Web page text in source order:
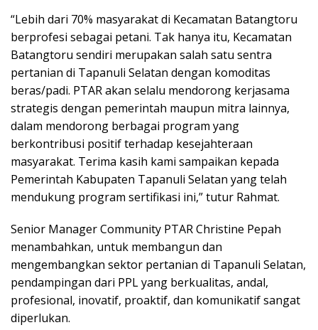
“Lebih dari 70% masyarakat di Kecamatan Batangtoru
berprofesi sebagai petani. Tak hanya itu, Kecamatan
Batangtoru sendiri merupakan salah satu sentra
pertanian di Tapanuli Selatan dengan komoditas
beras/padi. PTAR akan selalu mendorong kerjasama
strategis dengan pemerintah maupun mitra lainnya,
dalam mendorong berbagai program yang
berkontribusi positif terhadap kesejahteraan
masyarakat. Terima kasih kami sampaikan kepada
Pemerintah Kabupaten Tapanuli Selatan yang telah
mendukung program sertifikasi ini,” tutur Rahmat.
Senior Manager Community PTAR Christine Pepah
menambahkan, untuk membangun dan
mengembangkan sektor pertanian di Tapanuli Selatan,
pendampingan dari PPL yang berkualitas, andal,
profesional, inovatif, proaktif, dan komunikatif sangat
diperlukan.